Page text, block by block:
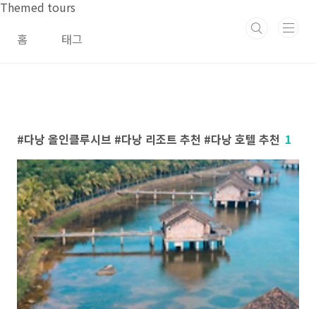
본문 바로가기
Themed tours
홈
태그
다낭 올인클루시브 #다낭 리조트 추천 #다낭 호텔 추천 1